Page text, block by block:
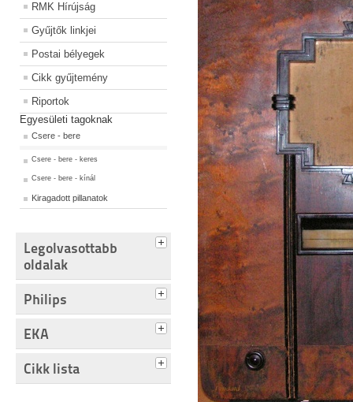
RMK Hírújság
Gyűjtők linkjei
Postai bélyegek
Cikk gyűjtemény
Riportok
Egyesületi tagoknak
Csere - bere
Csere - bere - keres
Csere - bere - kínál
Kiragadott pillanatok
Legolvasottabb
oldalak
Philips
EKA
Cikk lista